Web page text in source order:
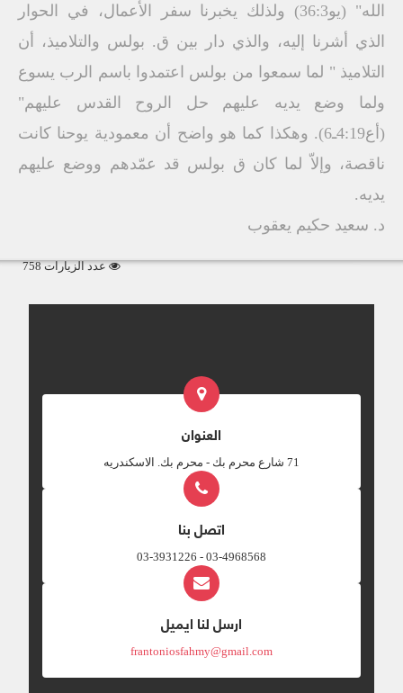
الله" (يو36:3) ولذلك يخبرنا سفر الأعمال، في الحوار
الذي أشرنا إليه، والذي دار بين ق. بولس والتلاميذ، أن
التلاميذ " لما سمعوا من بولس اعتمدوا باسم الرب يسوع
ولما وضع يديه عليهم حل الروح القدس عليهم"
(أع4:19ـ6). وهكذا كما هو واضح أن معمودية يوحنا كانت
ناقصة، وإلاّ لما كان ق بولس قد عمّدهم ووضع عليهم
يديه.
د. سعيد حكيم يعقوب
عدد الزيارات 758
العنوان
‎71 شارع محرم بك - محرم بك. الاسكندريه
اتصل بنا
03-4968568 - 03-3931226
ارسل لنا ايميل
frantoniosfahmy@gmail.com